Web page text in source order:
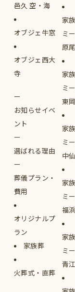
邑久 空・海
オブジェ牛窓
オブジェ西大
寺
お知らせイベ
ント
選ばれる理由
葬儀プラン・
費用
オリジナルプ
ラン
家族葬
火葬式・直葬
家
ミ
原
家
ミ
東
家
ミ
中
家
ミ
福
家
ミ
青江